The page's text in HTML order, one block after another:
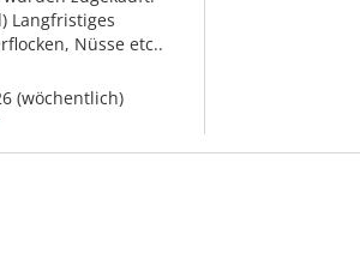
Langfristiges
Nüsse etc..
(wöchentlich)